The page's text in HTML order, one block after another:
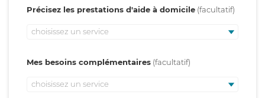
Précisez les prestations d'aide à domicile
choisissez un service
Mes besoins complémentaires
choisissez un service